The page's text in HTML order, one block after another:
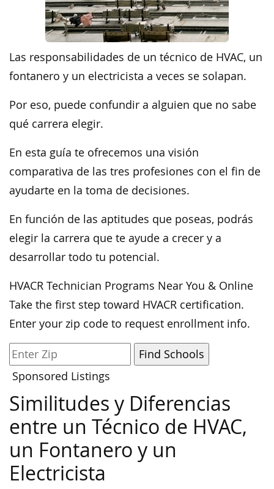
Las responsabilidades de un técnico de HVAC, un
fontanero y un electricista a veces se solapan.
Por eso, puede confundir a alguien que no sabe
qué carrera elegir.
En esta guía te ofrecemos una visión
comparativa de las tres profesiones con el fin de
ayudarte en la toma de decisiones.
En función de las aptitudes que poseas, podrás
elegir la carrera que te ayude a crecer y a
desarrollar todo tu potencial.
HVACR Technician Programs Near You & Online
Take the first step toward HVACR certification.
Enter your zip code to request enrollment info.
Sponsored Listings
Similitudes y Diferencias
entre un Técnico de HVAC,
un Fontanero y un
Electricista